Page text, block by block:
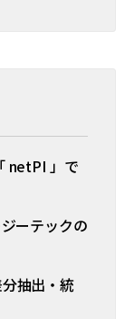
netPI 」で
ーテックの
抽出・統